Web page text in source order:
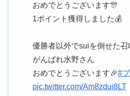
おめでとうございます🎊
1ポイント獲得しました💰
優勝者以外でsuiを倒せた
がんばれ水野さん
おめでとうございます🎉#
pic.twitter.com/Am8zdui8LT